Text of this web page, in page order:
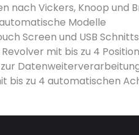
nach Vickers, Knoop und
Modelle
Screen und USB
mit bis zu 4
bis zu 4 automatischen